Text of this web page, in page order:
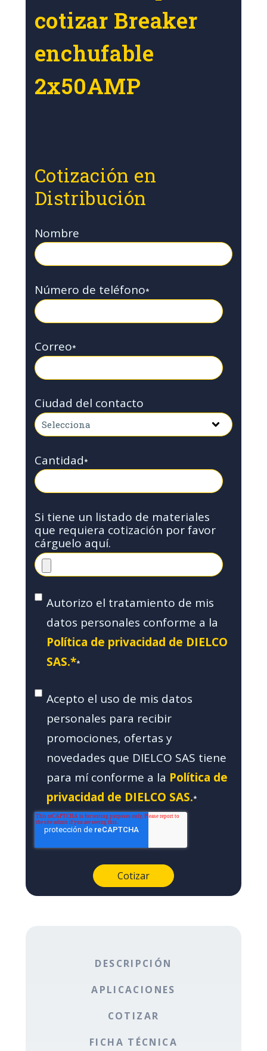
cotizar Breaker
enchufable
2x50AMP
Cotización en
Distribución
Nombre
Número de teléfono*
Correo*
Ciudad del contacto
Cantidad*
Si tiene un listado de materiales
que requiera cotización por favor
cárguelo aquí.
Autorizo el tratamiento de mis
datos personales conforme a la
Política de privacidad de DIELCO
SAS.**
Acepto el uso de mis datos
personales para recibir
promociones, ofertas y
novedades que DIELCO SAS tiene
para mí conforme a la Política de
privacidad de DIELCO SAS.*
DESCRIPCIÓN
APLICACIONES
COTIZAR
FICHA TÉCNICA